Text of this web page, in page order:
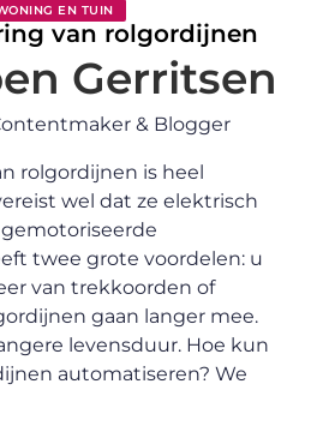
EN TUIN
van rolgordijnen
Gerritsen
& Blogger
rolgordijnen is heel
wel dat ze elektrisch
twee grote voordelen: u
van trekkoorden of
gaan langer mee.
levensduur. Hoe kun
automatiseren? We